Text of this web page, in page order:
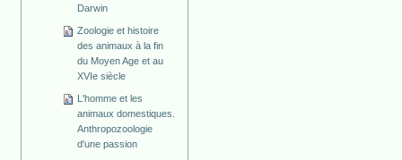
Darwin
Zoologie et histoire
des animaux à la fin
du Moyen Age et au
XVIe siècle
L'homme et les
animaux domestiques.
Anthropozoologie
d'une passion